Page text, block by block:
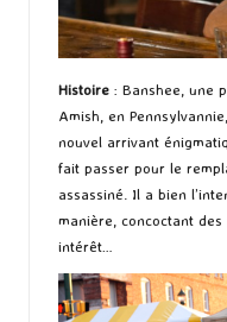
Histoire : Banshee, une
Amish, en
nouvel arrivant
fait passer pour le
assassiné. Il a bien
manière, concoctant
intérêt…